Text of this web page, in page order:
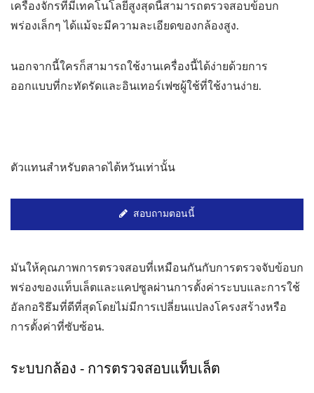
เครื่องจักรที่มีเทคโนโลยีสูงสุดนี้สามารถตรวจสอบข้อบก
พร่องเล็กๆ ได้แม้จะมีความละเอียดของกล้องสูง.
นอกจากนี้ใครก็สามารถใช้งานเครื่องนี้ได้ง่ายด้วยการ
ออกแบบที่กะทัดรัดและอินเทอร์เฟซผู้ใช้ที่ใช้งานง่าย.
ตัวแทนสำหรับตลาดไต้หวันเท่านั้น
สอบถามตอนนี้
มันให้คุณภาพการตรวจสอบที่เหมือนกันกับการตรวจจับข้อบก
พร่องของแท็บเล็ตและแคปซูลผ่านการตั้งค่าระบบและการใช้
อัลกอริธึมที่ดีที่สุดโดยไม่มีการเปลี่ยนแปลงโครงสร้างหรือ
การตั้งค่าที่ซับซ้อน.
ระบบกล้อง - การตรวจสอบแท็บเล็ต